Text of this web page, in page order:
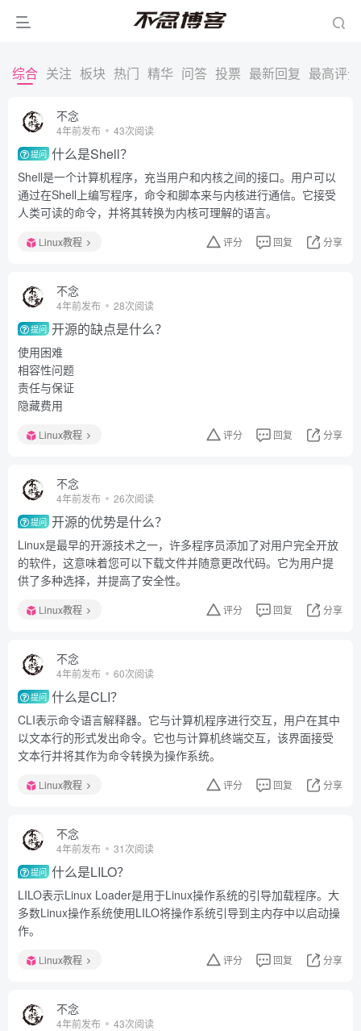
综合 关注 板块 热门 精华 问答 投票 最新回复 最高评分
不念
4年前发布 43次阅读
提问 什么是Shell？
Shell是一个计算机程序，充当用户和内核之间的接口。用户可以
通过在Shell上编写程序，命令和脚本来与内核进行通信。它接受
人类可读的命令，并将其转换为内核可理解的语言。
Linux教程 评分 回复 分享
不念
4年前发布 28次阅读
提问 开源的缺点是什么？
使用困难
相容性问题
责任与保证
隐藏费用
Linux教程 评分 回复 分享
不念
4年前发布 26次阅读
提问 开源的优势是什么？
Linux是最早的开源技术之一，许多程序员添加了对用户完全开放
的软件，这意味着您可以下载文件并随意更改代码。它为用户提
供了多种选择，并提高了安全性。
Linux教程 评分 回复 分享
不念
4年前发布 60次阅读
提问 什么是CLI？
CLI表示命令语言解释器。它与计算机程序进行交互，用户在其中
以文本行的形式发出命令。它也与计算机终端交互，该界面接受
文本行并将其作为命令转换为操作系统。
Linux教程 评分 回复 分享
不念
4年前发布 31次阅读
提问 什么是LILO？
LILO表示Linux Loader是用于Linux操作系统的引导加载程序。大
多数Linux操作系统使用LILO将操作系统引导到主内存中以启动操
作。
Linux教程 评分 回复 分享
不念
4年前发布 43次阅读